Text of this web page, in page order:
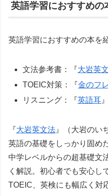
英語学習におすすめの
英語学習におすすめの本を
文法参考書：『大岩英
TOEIC対策：『金のフ
リスニング：『英語耳
『大岩英文法』（大岩のい
英語の基礎をしっかり固め
中学レベルからの超基礎文
く解説。初心者でも安心し
TOEIC、英検にも幅広く対